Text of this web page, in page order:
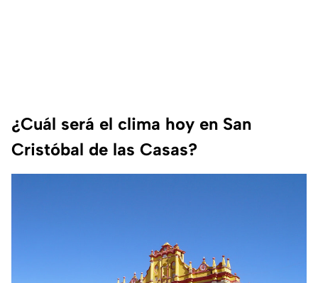
¿Cuál será el clima hoy en San
Cristóbal de las Casas?